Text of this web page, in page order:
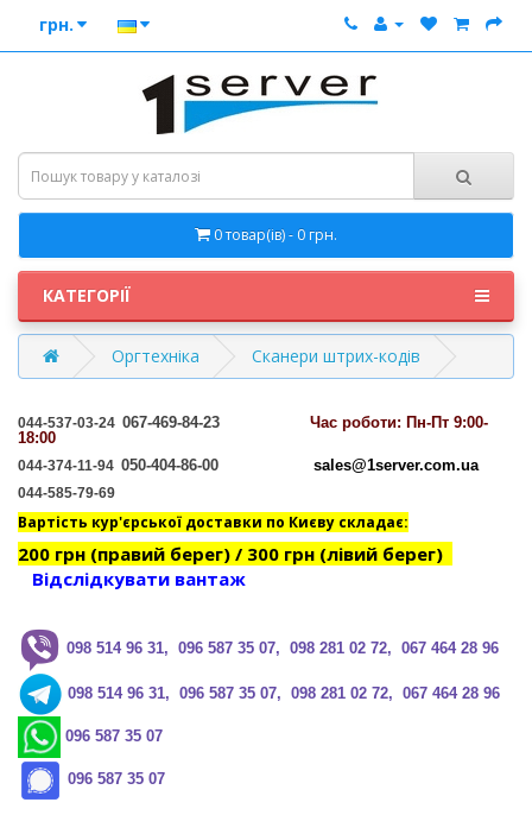
грн.
0 товар(ів) - 0 грн.
КАТЕГОРІЇ
Оргтехніка Сканери штрих-кодів
044-537-03-24 067-469-84-23 Час роботи: Пн-Пт 9:00-
18:00
044-374-11-94 050-404-86-00 sales@1server.com.ua
044-585-79-69
Вартість кур'єрської доставки по Києву складає:
200 грн (правий берег) / 300 грн (лівий берег)
Відслідкувати вантаж
098 514 96 31, 096 587 35 07, 098 281 02 72, 067 464 28 96
098 514 96 31, 096 587 35 07, 098 281 02 72, 067 464 28 96
096 587 35 07
096 587 35 07